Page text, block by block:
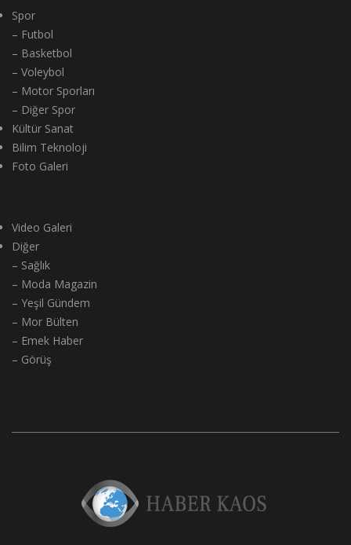
Spor
– Futbol
– Basketbol
– Voleybol
– Motor Sporları
– Diğer Spor
Kültür Sanat
Bilim Teknoloji
Foto Galeri
Video Galeri
Diğer
– Sağlık
– Moda Magazin
– Yeşil Gündem
– Mor Bülten
– Emek Haber
– Görüş